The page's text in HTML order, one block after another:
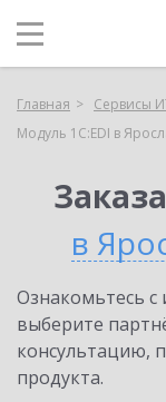
Главная Сервисы
Модуль 1C:EDI в
в
Ознакомьтесь
выберите
консультацию,
продукта.